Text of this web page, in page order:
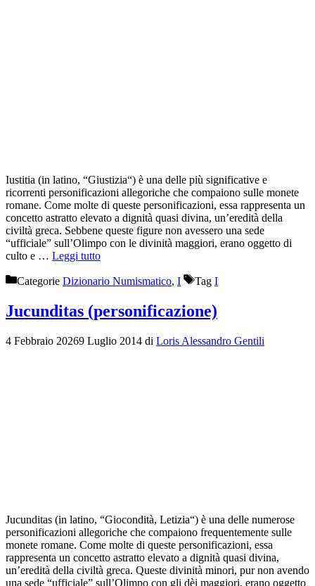
Iustitia (in latino, “Giustizia“) è una delle più significative e
ricorrenti personificazioni allegoriche che compaiono sulle monete
romane. Come molte di queste personificazioni, essa rappresenta un
concetto astratto elevato a dignità quasi divina, un’eredità della
civiltà greca. Sebbene queste figure non avessero una sede
“ufficiale” sull’Olimpo con le divinità maggiori, erano oggetto di
culto e … Leggi tutto
Categorie Dizionario Numismatico, I Tag I
Jucunditas (personificazione)
4 Febbraio 20269 Luglio 2014 di Loris Alessandro Gentili
Jucunditas (in latino, “Giocondità, Letizia“) è una delle numerose
personificazioni allegoriche che compaiono frequentemente sulle
monete romane. Come molte di queste personificazioni, essa
rappresenta un concetto astratto elevato a dignità quasi divina,
un’eredità della civiltà greca. Queste divinità minori, pur non avendo
una sede “ufficiale” sull’Olimpo con gli dèi maggiori, erano oggetto